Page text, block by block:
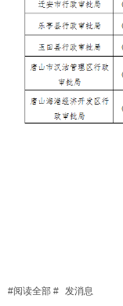
#阅读全部 # 发消息